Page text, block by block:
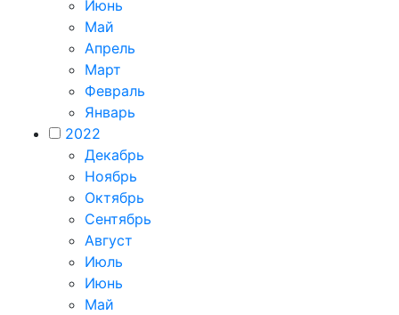
Июнь
Май
Апрель
Март
Февраль
Январь
2022
Декабрь
Ноябрь
Октябрь
Сентябрь
Август
Июль
Июнь
Май